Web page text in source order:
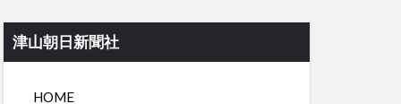
津山朝日新聞社
HOME